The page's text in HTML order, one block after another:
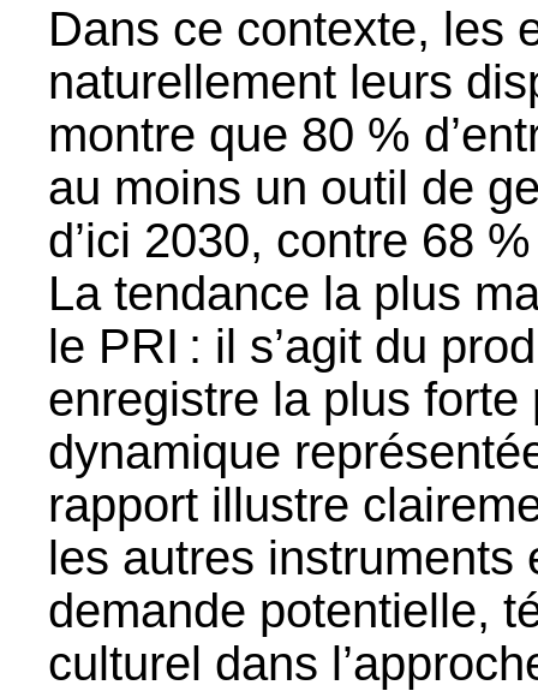
Dans ce contexte, les
naturellement leurs
montre que 80 %
au moins un outil de
d’ici 2030, contre 68
La tendance la plus
le PRI : il s’agit du
enregistre la plus
dynamique
rapport illustre
les autres instruments
demande potentielle,
culturel dans